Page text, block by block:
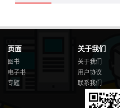
页面
图书
电子书
专题
关于我们
关于我们
用户协议
联系我们